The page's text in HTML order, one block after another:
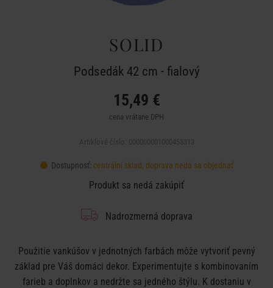
SOLID
Podsedák 42 cm - fialový
15,49 €
cena vrátane DPH
Dostupnosť: centrální sklad, doprava nedá sa objednať
Produkt sa nedá zakúpiť
Nadrozmerná doprava
Použitie vankúšov v jednotných farbách môže vytvoriť pevný
základ pre Váš domáci dekor. Experimentujte s kombinovaním
farieb a doplnkov a nedržte sa jedného štýlu. K dostaniu v